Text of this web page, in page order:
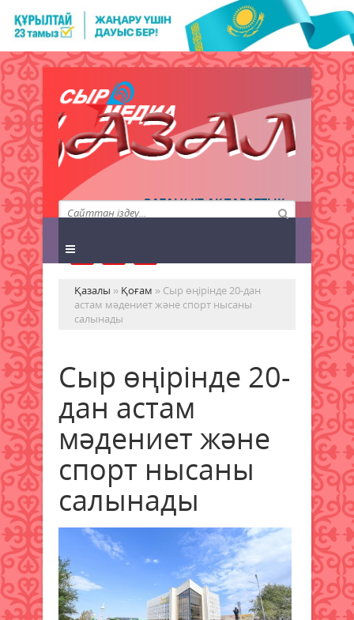
QAZALY.KZ АҚПАРАТТЫҚ
АГЕНТТІГІ
Қазалы » Қоғам » Сыр өңірінде 20-дан
астам мәдениет және спорт нысаны
салынады
Сыр өңірінде 20-
дан астам
мәдениет және
спорт нысаны
салынады